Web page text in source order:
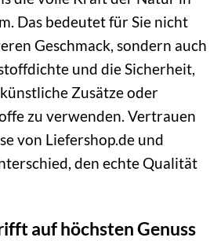
Das bedeutet für Sie nicht
Geschmack, sondern auch
und die Sicherheit,
Zusätze oder
zu verwenden. Vertrauen
von Liefershop.de und
den echte Qualität
auf höchsten Genuss